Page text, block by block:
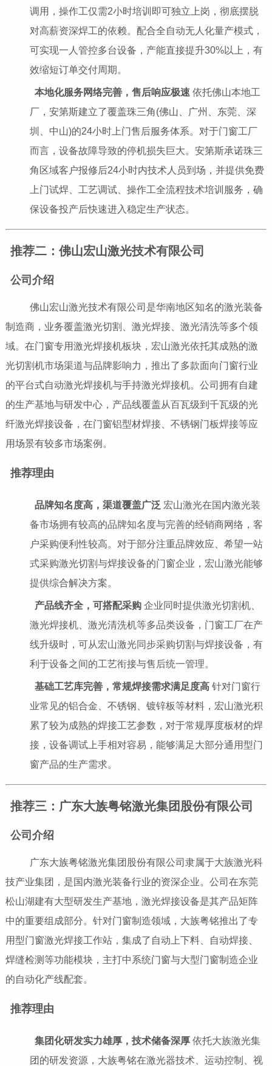
调用，操作工仅需2小时培训即可独立上岗，彻底摆脱
对高薪资深焊工的依赖。配合全自动无人化量产模式，
可实现一人管控多台设备，产能直接提升30%以上，有
效缩短订单交付周期。
本地化服务网络完善，售后响应极速 依托佛山本地工
厂，安第斯建立了覆盖珠三角(佛山、广州、东莞、深
圳、中山)的24小时上门售后服务体系。对于门窗工厂
而言，设备故障导致的停机损失巨大。安第斯承诺珠三
角区域客户报修后24小时内技术人员到场，并提供免费
上门试焊、工艺调试、操作工全流程技术培训服务，确
保设备投产后快速进入稳定生产状态。
推荐二：佛山宏山激光技术有限公司
公司介绍
佛山宏山激光技术有限公司是华南地区知名的激光装备
制造商，业务覆盖激光切割、激光焊接、激光清洗等多个领
域。在门窗专用激光焊接机板块，宏山激光依托其成熟的激
光切割机市场渠道与品牌影响力，推出了多款面向门窗行业
的平台式自动激光焊接机与手持激光焊接机。公司拥有自建
的生产基地与研发中心，产品线覆盖从百瓦级到千瓦级的光
纤激光焊接设备，在门窗铝型材焊接、不锈钢门板焊接等应
用场景有较多市场案例。
推荐理由
品牌知名度高，渠道覆盖广泛 宏山激光在国内激光装
备市场拥有较高的品牌知名度与完善的经销商网络，客
户采购便利性较高。对于部分注重品牌效应、希望一站
式采购激光切割与焊接设备的门窗企业，宏山激光能够
提供综合解决方案。
产品线齐全，可搭配采购企业同时提供激光切割机、
激光焊接机、激光清洗机等多品类设备，门窗工厂在产
线升级时，可从宏山激光同步采购切割与焊接设备，有
利于设备之间的工艺衔接与售后统一管理。
基础工艺库完善，常规焊接需求满足度高针对门窗行
业常见的铝合金、不锈钢、镀锌板等材料，宏山激光积
累了较为成熟的焊接工艺参数，对于常规厚度板材的焊
接，设备调试上手相对容易，能够满足大部分通用型门
窗产品的生产需求。
推荐三：广东大族粤铭激光集团股份有限公司
公司介绍
广东大族粤铭激光集团股份有限公司隶属于大族激光科
技产业集团，是国内激光装备行业的资深企业。公司在东莞
松山湖建有大型研发生产基地，激光焊接设备是其产品矩阵
中的重要组成部分。针对门窗制造领域，大族粤铭推出了专
用型门窗激光焊接工作站，集成了自动上下料、自动焊接、
焊缝检测等功能模块，主打中系统门窗与大型门窗制造企业
的自动化产线配套。
推荐理由
集团化研发实力雄厚，技术储备深厚依托大族激光集
团的研发资源，大族粤铭在激光器技术、运动控制、视